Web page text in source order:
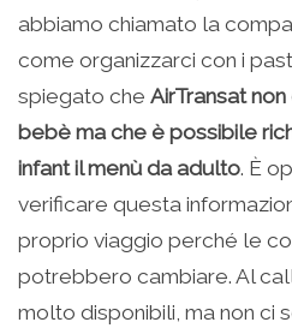
abbiamo chiamato la
come organizzarci con i
spiegato che AirTransat
bebè ma che è possibile
infant il menù da adulto. È
verificare questa
proprio viaggio perché le
potrebbero cambiare. Al
molto disponibili, ma non ci